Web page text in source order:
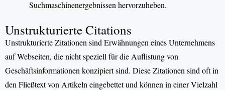
Suchmaschinenergebnissen hervorzuheben.
Unstrukturierte Citations
Unstrukturierte Zitationen sind Erwähnungen eines Unternehmens
auf Webseiten, die nicht speziell für die Auflistung von
Geschäftsinformationen konzipiert sind. Diese Zitationen sind oft in
den Fließtext von Artikeln eingebettet und können in einer Vielzahl